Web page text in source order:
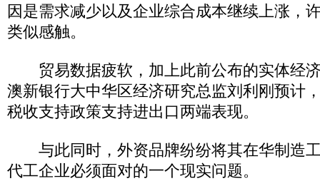
因是需求减少以及企业综合成本继续上涨，
类似感触。
贸易数据疲软，加上此前公布的实体经
澳新银行大中华区经济研究总监刘利刚预计
税收支持政策支持进出口两端表现。
与此同时，外资品牌纷纷将其在华制造
代工企业必须面对的一个现实问题。